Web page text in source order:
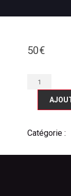
50€
Catégorie :